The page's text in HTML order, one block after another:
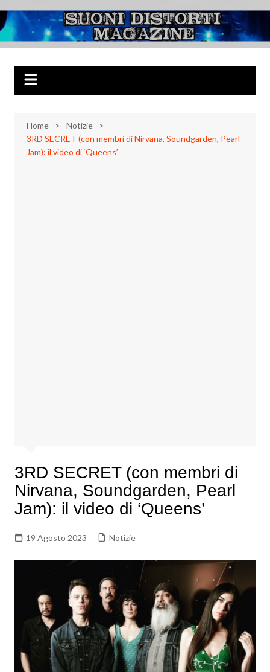
al
contenuto
Suoni Distorti
Magazine
Musica Rock, Metal, Punk e varie sonorità alternative
Home
Notizie
3RD SECRET (con membri di Nirvana, Soundgarden, Pearl
Jam): il video di ‘Queens’
3RD SECRET (con membri di
Nirvana, Soundgarden, Pearl
Jam): il video di ‘Queens’
19 Agosto 2023 Notizie